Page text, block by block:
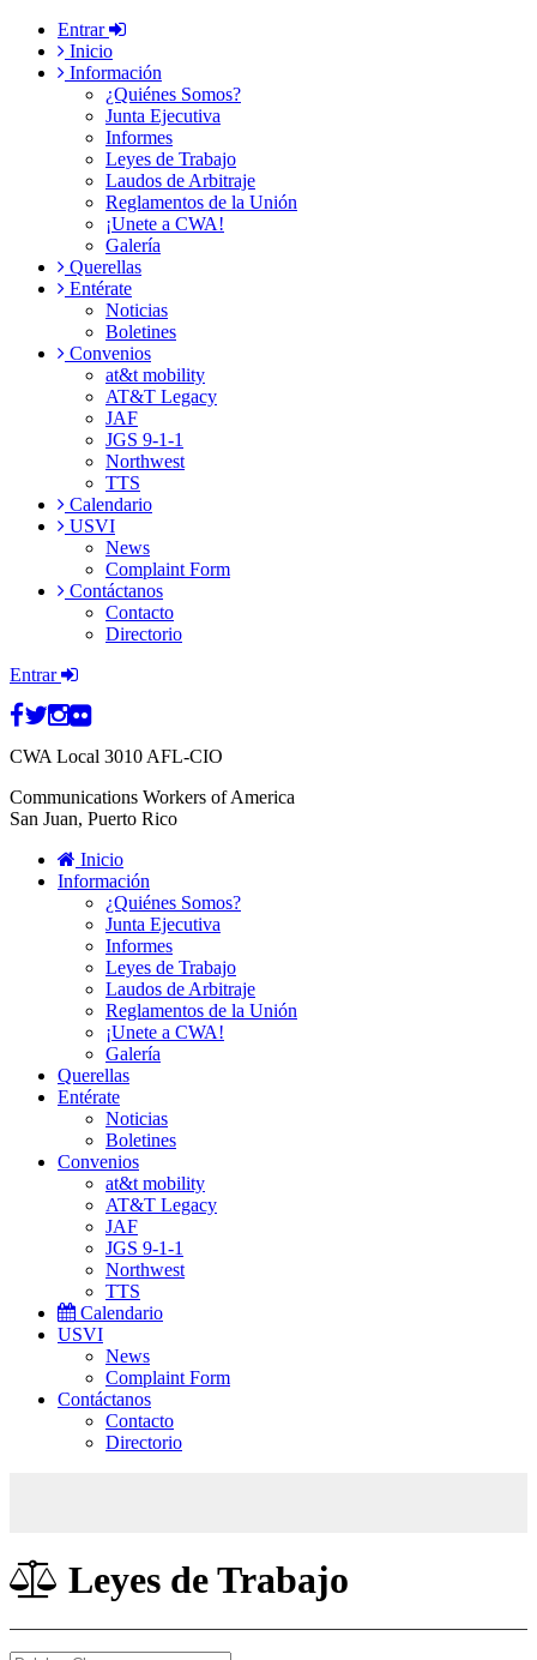
Entrar
Inicio
Información
¿Quiénes Somos?
Junta Ejecutiva
Informes
Leyes de Trabajo
Laudos de Arbitraje
Reglamentos de la Unión
¡Unete a CWA!
Galería
Querellas
Entérate
Noticias
Boletines
Convenios
at&t mobility
AT&T Legacy
JAF
JGS 9-1-1
Northwest
TTS
Calendario
USVI
News
Complaint Form
Contáctanos
Contacto
Directorio
Entrar
CWA Local 3010 AFL-CIO
Communications Workers of America
San Juan, Puerto Rico
Inicio
Información
¿Quiénes Somos?
Junta Ejecutiva
Informes
Leyes de Trabajo
Laudos de Arbitraje
Reglamentos de la Unión
¡Unete a CWA!
Galería
Querellas
Entérate
Noticias
Boletines
Convenios
at&t mobility
AT&T Legacy
JAF
JGS 9-1-1
Northwest
TTS
Calendario
USVI
News
Complaint Form
Contáctanos
Contacto
Directorio
Leyes de Trabajo